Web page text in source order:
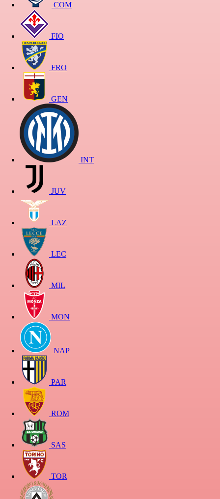
COM
FIO
FRO
GEN
INT
JUV
LAZ
LEC
MIL
MON
NAP
PAR
ROM
SAS
TOR